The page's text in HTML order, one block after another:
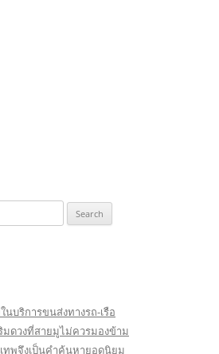
บริการขนส่งทางรถ-เรือ
มดวงที่สายมูไม่ควรมองข้าม
ทพจึงเป็นคำค้นหายอดนิยม